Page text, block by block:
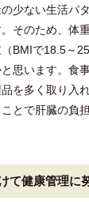
少ない生活パ
そのため、体
BMIで18.5～
思います。食
を多く取り入
とで肝臓の負
て健康管理に